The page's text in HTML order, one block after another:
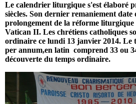
Le calendrier liturgique s'est élaboré
siècles. Son dernier remaniement date
prolongement de la réforme liturgique
Vatican II. Les chrétiens catholiques
ordinaire ce lundi 13 janvier 2014. Le
per annum,en latin comprend 33 ou
découverte du temps ordinaire.